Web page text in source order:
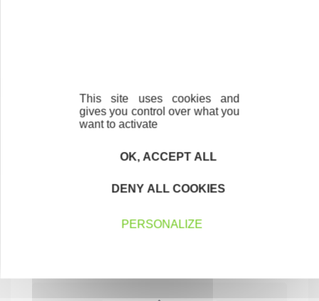
DOHEM Cosmétiques
This site uses cookies and
gives you control over what you
want to activate
OK, ACCEPT ALL
DENY ALL COOKIES
PERSONALIZE